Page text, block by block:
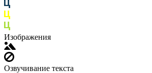
Изображения
Озвучивание текста